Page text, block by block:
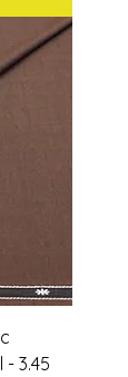
- 3.45